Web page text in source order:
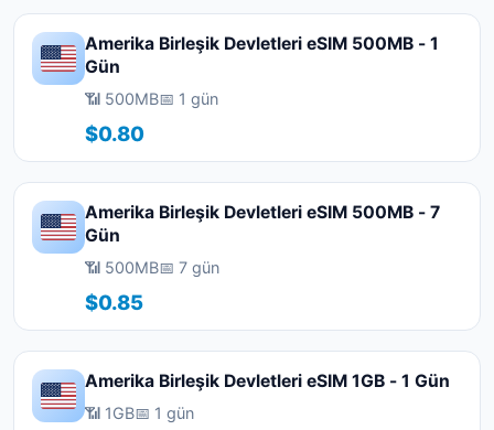
Amerika Birleşik Devletleri eSIM 500MB - 1
Gün
📶 500MB📅 1 gün
$0.80
Amerika Birleşik Devletleri eSIM 500MB - 7
Gün
📶 500MB📅 7 gün
$0.85
Amerika Birleşik Devletleri eSIM 1GB - 1 Gün
📶 1GB📅 1 gün